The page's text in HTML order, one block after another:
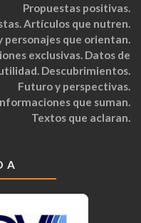
Propuestas positivas.
Artículos que nutren.
personajes que orientan.
exclusivas. Datos de
Descubrimientos.
Futuro y perspectivas.
que suman.
Textos que aclaran.
A